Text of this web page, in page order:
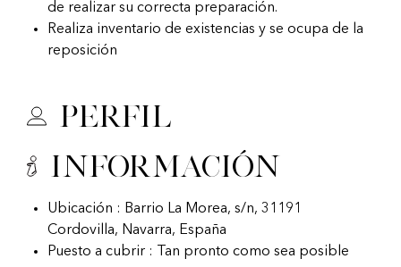
de realizar su correcta preparación.
Realiza inventario de existencias y se ocupa de la
reposición
Perfil
Información
Ubicación : Barrio La Morea, s/n, 31191
Cordovilla, Navarra, España
Puesto a cubrir : Tan pronto como sea posible